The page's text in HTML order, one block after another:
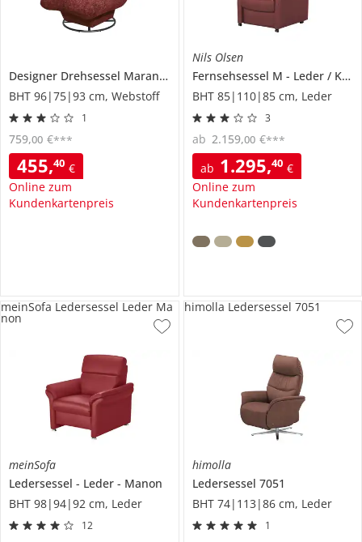
Designer Drehsessel Maranello Lux
BHT 96|75|93 cm, Webstoff
1
455,40 €
Online zum
Kundenkartenpreis
759,00 €***
Nils Olsen
Fernsehsessel M
Leder / Kunstleder
BHT 85|110|85 cm, Leder
3
ab 1.295,40 €
Online zum
Kundenkartenpreis
ab 2.159,00 €***
meinSofa
Ledersessel
Leder
Manon
BHT 98|94|92 cm, Leder
12
meinSofa Ledersessel Leder Ma
non
himolla
Ledersessel 7051
BHT 74|113|86 cm, Leder
1
himolla Ledersessel 7051